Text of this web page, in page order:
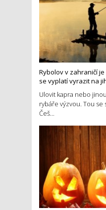
Rybolov v zahraničí
se vyplatí vyrazit na
Ulovit kapra nebo
rybáře výzvou. Tou se
Češ...